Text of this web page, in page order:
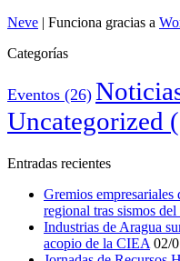
Neve | Funciona gracias a
Categorías
Eventos (26)
Uncategorized
Entradas recientes
Gremios empresariales
regional tras sismos del
Industrias de Aragua
acopio de la CIEA 02/